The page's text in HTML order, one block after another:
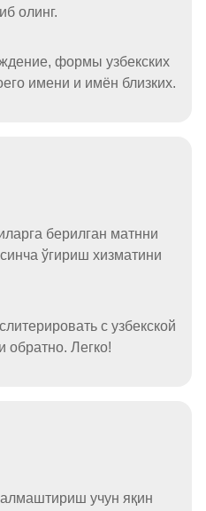
олинг.
формы узбекских
имени и имён близких.
берилган матнни
ўгириш хизматини
с узбекской
обратно. Легко!
учун яқин